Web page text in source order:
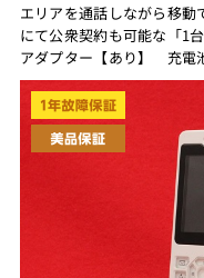
エリアを通話しながら移
にて公衆契約も可能な「
アダプター【あり】 充電